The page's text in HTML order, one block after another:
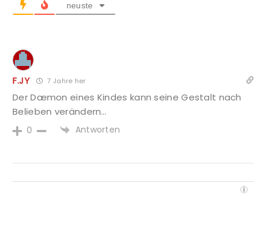
neuste
F.JY 7 Jahre her
Der Dæmon eines Kindes kann seine Gestalt nach
Belieben verändern…
0 Antworten